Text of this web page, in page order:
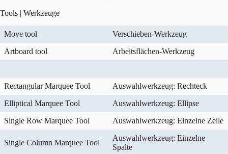
Tools | Werkzeuge
Move tool
Verschieben-Werkzeug
Artboard tool
Arbeitsflächen-Werkzeug
Rectangular Marquee Tool
Auswahlwerkzeug: Rechteck
Elliptical Marquee Tool
Auswahlwerkzeug: Ellipse
Single Row Marquee Tool
Auswahlwerkzeug: Einzelne Zeile
Single Column Marquee Tool
Auswahlwerkzeug: Einzelne
Spalte